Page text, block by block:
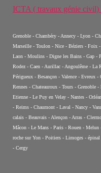
ICTA ( travaux génie civil)
Grenoble - Chambéry - Annecy - Lyon -
Marseille - Toulon - Nice - Béziers - Foix
Laon - Moulins - Digne les Bains - Gap -
Rodez - Caen - Aurillac - Angoulême - La
Périgueux - Besançon - Valence - Evreux
Rennes - Chateauroux - Tours -
Etienne - Le Puy en Velay - Nantes -
- Reims - Chaumont - Laval - Nancy -
calais - Beauvais - Alençon - Arras -
Mâcon - Le Mans - Paris - Rouen -
roche sur Yon - Poitiers - Limoges -
- Cergy